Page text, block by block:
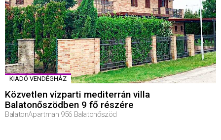
KIADÓ VENDÉGHÁZ
Közvetlen vízparti mediterrán villa
Balatonőszödben 9 fő részére
BalatonApartman 956 Balatonőszöd